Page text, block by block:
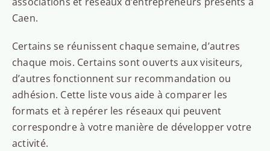
Caen.
Certains se réunissent chaque semaine, d’autres
chaque mois. Certains sont ouverts aux visiteurs,
d’autres fonctionnent sur recommandation ou
adhésion. Cette liste vous aide à comparer les
formats et à repérer les réseaux qui peuvent
correspondre à votre manière de développer votre
activité.